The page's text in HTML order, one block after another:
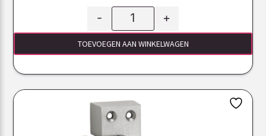
- +
TOEVOEGEN AAN WINKELWAGEN